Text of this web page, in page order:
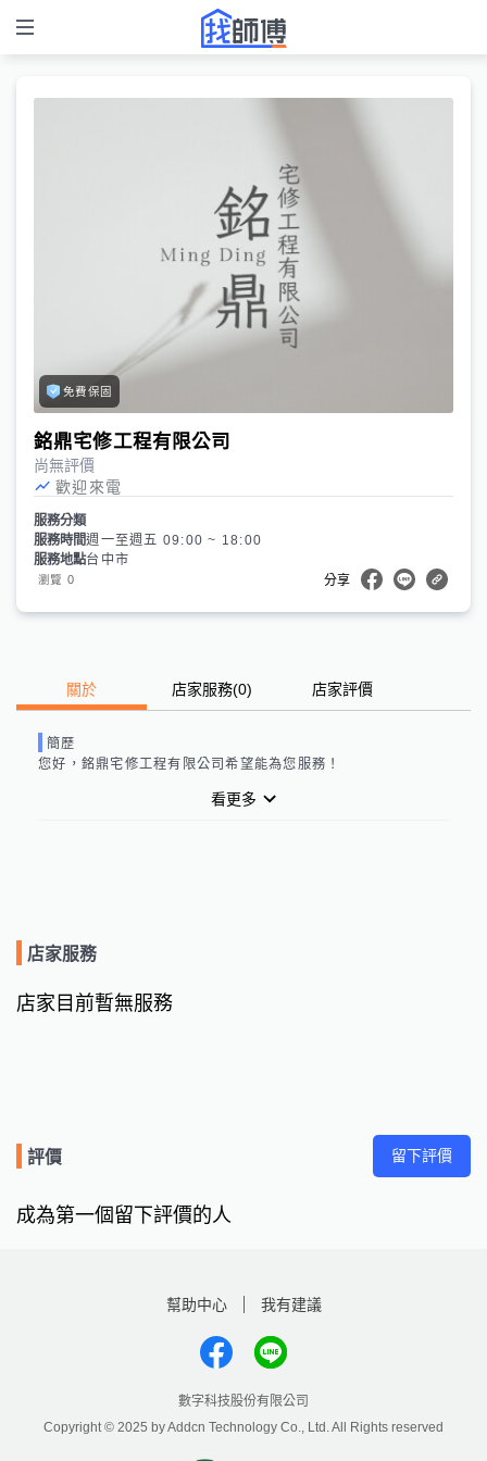
免費保固
銘鼎宅修工程有限公司
尚無評價
歡迎來電
服務分類
服務時間週一至週五 09:00 ~ 18:00
服務地點台中市
瀏覽 0 分享
關於 店家服務(0) 店家評價
簡歷
您好， 銘鼎宅修工程有限公司希望能為您服務！
看更多
店家服務
店家目前暫無服務
評價 留下評價
成為第一個留下評價的人
幫助中心 我有建議
數字科技股份有限公司
Copyright © 2025 by Addcn Technology Co., Ltd. All Rights reserved